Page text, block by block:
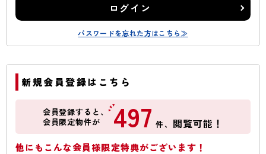
ログイン
パスワードを忘れた方はこちら≫
新規会員登録はこちら
会員登録すると、
会員限定物件が
497 件、 閲覧可能！
他にもこんな会員様限定特典がございます！